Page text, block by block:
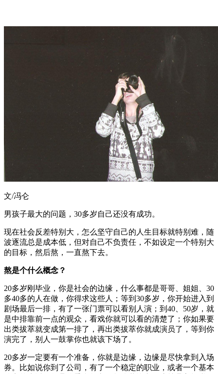
文/冯仑
男孩子最大的问题，30多岁自己还没有成功。
现在社会反差特别大，怎么坚守自己的人生目标就特别难，随
波逐流总是成本低，但对自己不负责任，不如设定一个特别大
的目标，然后熬，一直熬下去。
熬是个什么概念？
20多岁刚毕业，你是社会的边缘，什么事都是哥哥、姐姐、30
多40多的人在做，你得求这些人；等到30多岁，你开始进入到
剧场最后一排，有了一张门票可以看别人演；到40、50岁，就
是中排靠前一点的观众，看戏你就可以看的清楚了；你如果要
出类拔萃就变成第一排了，再出类拔萃你就成演员了，等到你
演完了，别人一鼓掌你也就该下场了。
20多岁一定要有一个准备，你就是边缘，边缘是尽快拿到入场
券。比如说你到了公司，有了一个稳定的职业，或者一个基本